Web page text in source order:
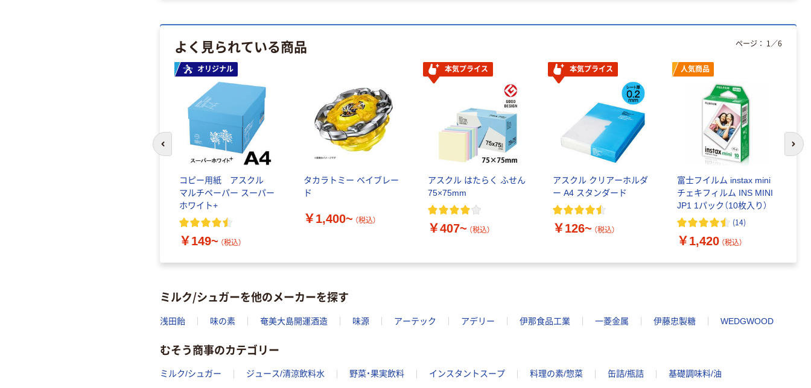
よく見られている商品
オリジナル
コピー用紙 アスクル
マルチペーパー スーパー
ホワイト+
￥149~ （税込）
タカラトミー ベイブレー
ド
￥1,400~ （税込）
本気プライス
アスクル はたらく ふせん
75×75mm
￥407~ （税込）
本気プライス
アスクル クリアーホルダ
ー A4 スタンダード
￥126~ （税込）
人気商品
富士フイルム instax mini
チェキフィルム INS MINI
JP1 1パック（10枚入り）
(14)
￥1,420 （税込）
ページ： 1 ／6
前のスライドへ 次
ミルク/シュガーを他のメーカーを探す
浅田飴 味の素 奄美大島開運酒造 味源 アーテック アデリー 伊那食品工業 一菱金属 伊藤忠製糖 WEDGWOOD
むそう商事のカテゴリー
ミルク/シュガー ジュース/清涼飲料水 野菜・果実飲料 インスタントスープ 料理の素/惣菜 缶詰/瓶詰 基礎調味料/油